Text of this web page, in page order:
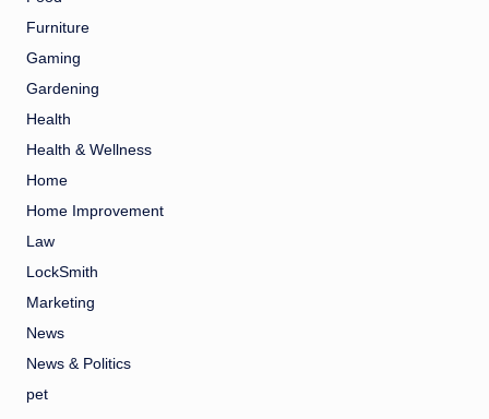
Furniture
Gaming
Gardening
Health
Health & Wellness
Home
Home Improvement
Law
LockSmith
Marketing
News
News & Politics
pet